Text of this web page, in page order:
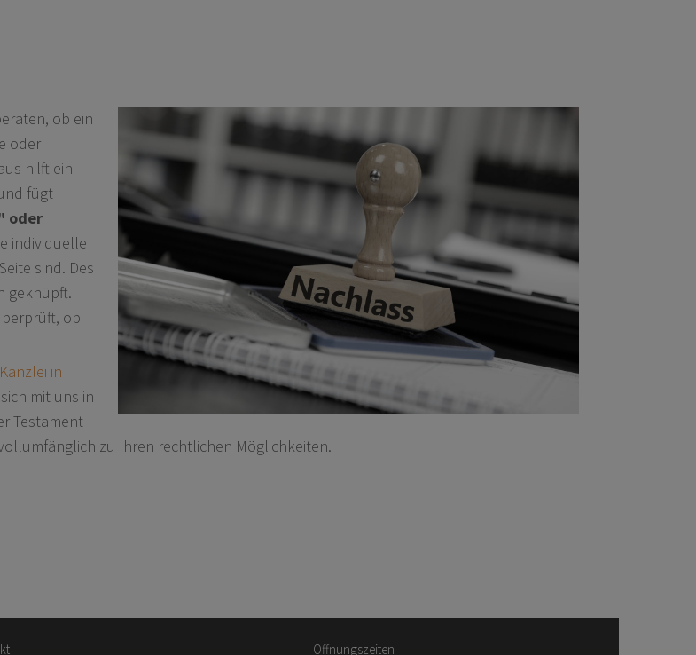
ob ein
oder
hilft ein
fügt
oder
individuelle
sind. Des
geknüpft.
ob
Kanzlei in
mit uns in
Testament
zu Ihren rechtlichen Möglichkeiten.
Öffnungszeiten